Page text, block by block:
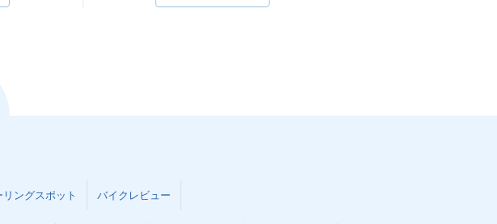
リングスポット バイクレビュー